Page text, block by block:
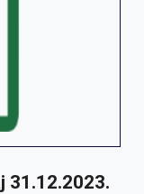
31.12.2023.